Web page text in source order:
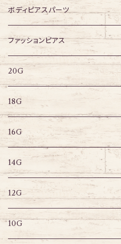
ジュエル有り
316Lサージカルステンレス
アクリル
その他
ボディピアスパーツ
ネジタイプ
20G
18G
10G
8G
はめ込みタイプ
ファッションピアス
ポストピアス
リングピアス
その他
20G
キャプティブリング
ラブレット
18G
キャプティブリング
ストレートバーベル
デザインバーベル
ラブレット
バナナバーベル
16G
キャプティブリング
ストレートバーベル
デザインバーベル
ラブレット
14G
キャプティブリング
ストレートバーベル
12G
キャプティブリング
10G